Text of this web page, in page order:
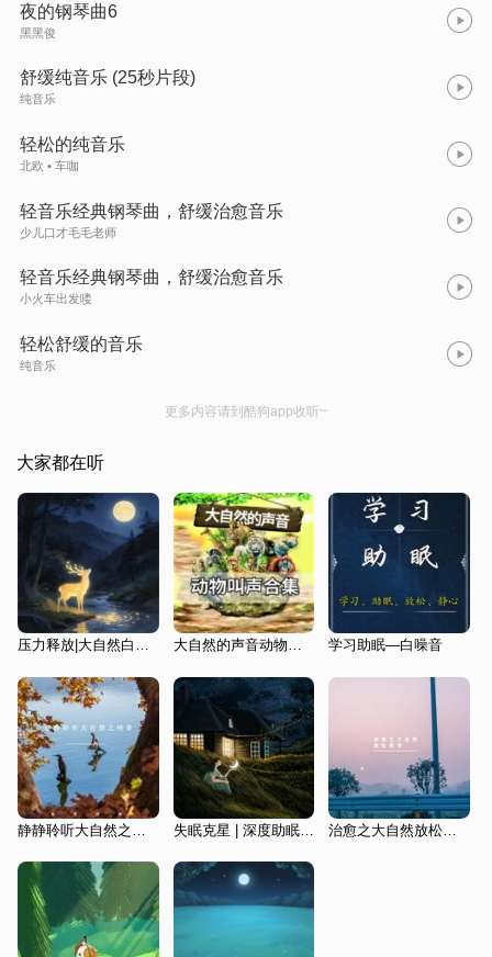
夜的钢琴曲6
黑黑俊
舒缓纯音乐 (25秒片段)
纯音乐
轻松的纯音乐
北欧 • 车咖
轻音乐经典钢琴曲，舒缓治愈音乐
少儿口才毛毛老师
轻音乐经典钢琴曲，舒缓治愈音乐
小火车出发喽
轻松舒缓的音乐
纯音乐
更多内容请到酷狗app收听~
大家都在听
压力释放|大自然白噪音·听觉安抚 大自然的声音动物叫声 学习助眠—白噪音
失眠克星 | 深度助眠钢琴曲 治愈之大自然放松轻音